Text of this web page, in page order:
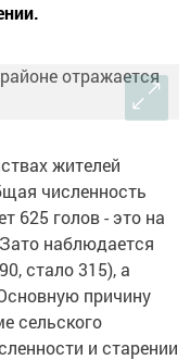
жителей
численность
625 голов - это на
наблюдается
стало 315), а
причину
сельского
и старении